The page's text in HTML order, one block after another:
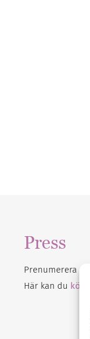
Press
Prenumerera på
Här kan du